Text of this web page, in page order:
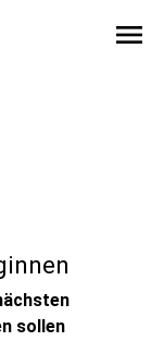
menu
sollen